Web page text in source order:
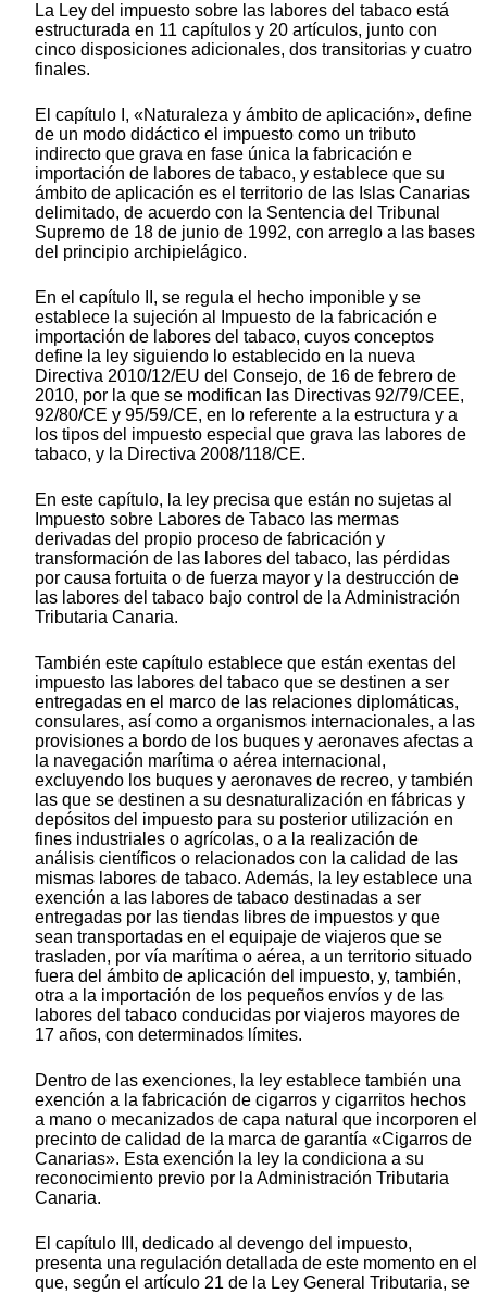
La Ley del impuesto sobre las labores del tabaco está
estructurada en 11 capítulos y 20 artículos, junto con
cinco disposiciones adicionales, dos transitorias y cuatro
finales.
El capítulo I, «Naturaleza y ámbito de aplicación», define
de un modo didáctico el impuesto como un tributo
indirecto que grava en fase única la fabricación e
importación de labores de tabaco, y establece que su
ámbito de aplicación es el territorio de las Islas Canarias
delimitado, de acuerdo con la Sentencia del Tribunal
Supremo de 18 de junio de 1992, con arreglo a las bases
del principio archipielágico.
En el capítulo II, se regula el hecho imponible y se
establece la sujeción al Impuesto de la fabricación e
importación de labores del tabaco, cuyos conceptos
define la ley siguiendo lo establecido en la nueva
Directiva 2010/12/EU del Consejo, de 16 de febrero de
2010, por la que se modifican las Directivas 92/79/CEE,
92/80/CE y 95/59/CE, en lo referente a la estructura y a
los tipos del impuesto especial que grava las labores de
tabaco, y la Directiva 2008/118/CE.
En este capítulo, la ley precisa que están no sujetas al
Impuesto sobre Labores de Tabaco las mermas
derivadas del propio proceso de fabricación y
transformación de las labores del tabaco, las pérdidas
por causa fortuita o de fuerza mayor y la destrucción de
las labores del tabaco bajo control de la Administración
Tributaria Canaria.
También este capítulo establece que están exentas del
impuesto las labores del tabaco que se destinen a ser
entregadas en el marco de las relaciones diplomáticas,
consulares, así como a organismos internacionales, a las
provisiones a bordo de los buques y aeronaves afectas a
la navegación marítima o aérea internacional,
excluyendo los buques y aeronaves de recreo, y también
las que se destinen a su desnaturalización en fábricas y
depósitos del impuesto para su posterior utilización en
fines industriales o agrícolas, o a la realización de
análisis científicos o relacionados con la calidad de las
mismas labores de tabaco. Además, la ley establece una
exención a las labores de tabaco destinadas a ser
entregadas por las tiendas libres de impuestos y que
sean transportadas en el equipaje de viajeros que se
trasladen, por vía marítima o aérea, a un territorio situado
fuera del ámbito de aplicación del impuesto, y, también,
otra a la importación de los pequeños envíos y de las
labores del tabaco conducidas por viajeros mayores de
17 años, con determinados límites.
Dentro de las exenciones, la ley establece también una
exención a la fabricación de cigarros y cigarritos hechos
a mano o mecanizados de capa natural que incorporen el
precinto de calidad de la marca de garantía «Cigarros de
Canarias». Esta exención la ley la condiciona a su
reconocimiento previo por la Administración Tributaria
Canaria.
El capítulo III, dedicado al devengo del impuesto,
presenta una regulación detallada de este momento en el
que, según el artículo 21 de la Ley General Tributaria, se